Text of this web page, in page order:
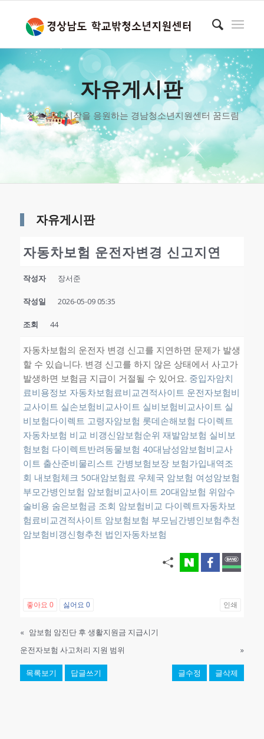
자유게시판
청소년의 시작을 응원하는 경남청소년지원센터 꿈드림
자유게시판
자동차보험 운전자변경 신고지연
작성자 장서준
작성일 2026-05-09 05:35
조회 44
자동차보험의 운전자 변경 신고를 지연하면 문제가 발생
할 수 있습니다. 변경 신고를 하지 않은 상태에서 사고가
발생하면 보험금 지급이 거절될 수 있어요. 중입자암치
료비용정보 자동차보험료비교견적사이트 운전자보험비
교사이트 실손보험비교사이트 실비보험비교사이트 실
비보험다이렉트 고령자암보험 롯데손해보험 다이렉트
자동차보험 비교 비갱신암보험순위 재발암보험 실비보
험보험 다이렉트반려동물보험 40대남성암보험비교사
이트 출산준비물리스트 간병보험보장 보험가입내역조
회 내보험체크 50대암보험료 우체국 암보험 여성암보험
부모간병인보험 암보험비교사이트 20대암보험 위암수
술비용 숨은보험금 조회 암보험비교 다이렉트자동차보
험료비교견적사이트 암보험보험 부모님간병인보험추천
암보험비갱신형추천 법인자동차보험
좋아요 0 싫어요 0 인쇄
« 암보험 암진단 후 생활지원금 지급시기
운전자보험 사고처리 지원 범위
»
목록보기 답글쓰기 글수정 글삭제